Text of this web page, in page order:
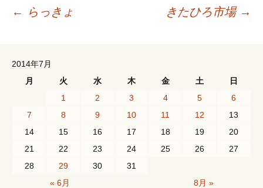
投
稿
ナ
ビ
ゲ
← らっきょ きたひろ市場 →
2014年7月
月
火 水 木 金 土
日
1
2 3 4 5
6
7
8 9 10 11 12
13
14
15 16 17 18 19
20
21
22 23 24 25 26
27
28
29 30
31
« 6月
8月 »